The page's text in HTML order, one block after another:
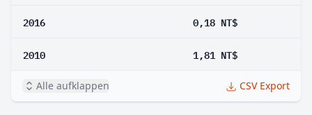
2016 0,18 NT$
2010 1,81 NT$
Alle aufklappen CSV Export